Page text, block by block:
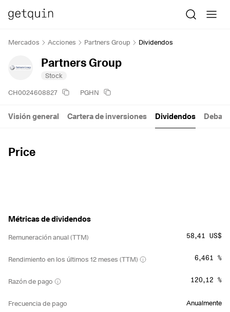
Mercados Acciones Partners Group Dividendos
Partners Group
Stock
CH0024608827 PGHN
Price
Visión general Cartera de inversiones Dividendos Debate
Métricas de dividendos
Remuneración anual (TTM) 58,41 US$
Rendimiento en los últimos 12 meses (TTM) 6,461 %
Razón de pago 120,12 %
Frecuencia de pago Anualmente